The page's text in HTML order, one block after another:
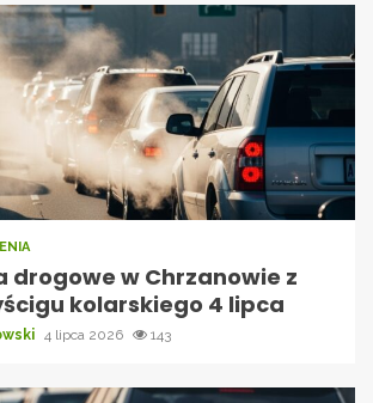
drogowe w Chrzanowie z
kolarskiego 4 lipca
4 lipca 2026 143